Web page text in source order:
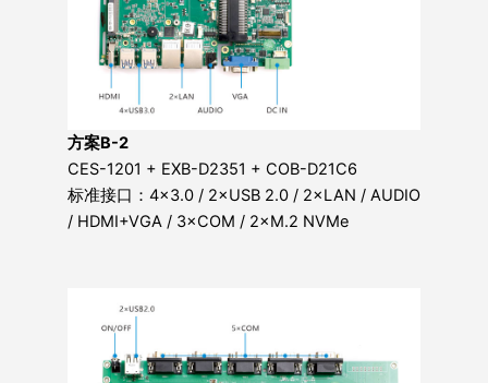
方案B-2
CES-1201 + EXB-D2351 + COB-D21C6
标准接口：4×3.0 / 2×USB 2.0 / 2×LAN / AUDIO
/ HDMI+VGA / 3×COM / 2×M.2 NVMe